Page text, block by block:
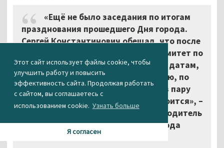
Этот сайт использует файлы cookie, чтобы
улучшить работу и повысить
эффективность сайта. Продолжая работать
с сайтом, вы соглашаетесь с
использованием cookie. Узнать больше
Я согласен
«Ещё не было заседания по итогам
празднования прошедшего Дня города.
Сергей Константинович обещал, что после
него сразу будем проводить оргкомитет по
следующим важным праздничным датам,
чтобы сразу всё определить. Думаю, по
возвращению его из отпуска, через пару
недель, такое заседание уже состоится», –
сообщила АН «Между строк» руководитель
пресс-службы администрации города
Галина Кобяк.